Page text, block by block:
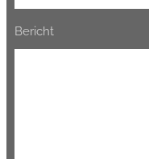
Bericht